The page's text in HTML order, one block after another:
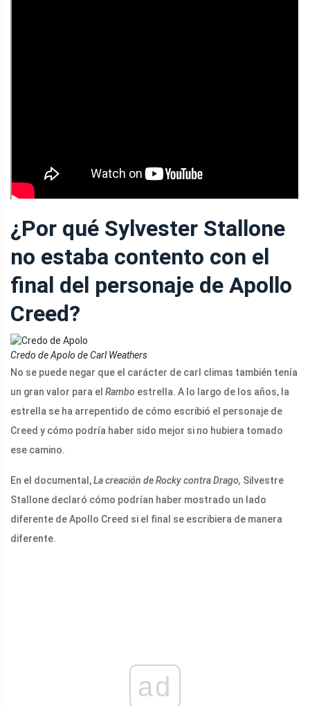
¿Por qué Sylvester Stallone
no estaba contento con el
final del personaje de Apollo
Creed?
Credo de Apolo de Carl Weathers
No se puede negar que el carácter de carl climas también tenía
un gran valor para el Rambo estrella. A lo largo de los años, la
estrella se ha arrepentido de cómo escribió el personaje de
Creed y cómo podría haber sido mejor si no hubiera tomado
ese camino.
En el documental,La creación de Rocky contra Drago, Silvestre
Stallone declaró cómo podrían haber mostrado un lado
diferente de Apollo Creed si el final se escribiera de manera
diferente.
ad